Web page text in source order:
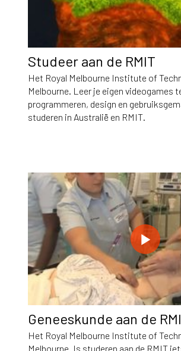
Studeer aan de RMIT
Het Royal Melbourne Institute of
Melbourne. Leer je eigen videogames
programmeren, design en
studeren in Australië en RMIT.
Geneeskunde aan de
Het Royal Melbourne Institute of
Melbourne. Is studeren aan de RMIT